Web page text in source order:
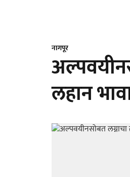
नागपूर
लहान